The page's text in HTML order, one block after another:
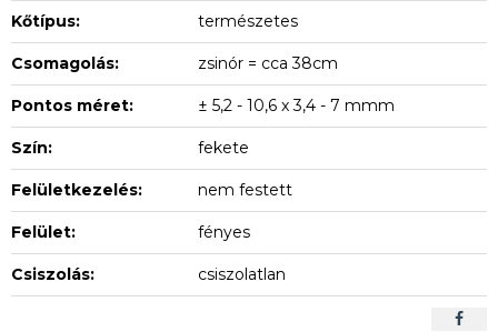
Kőtípus: természetes
Csomagolás: zsinór = cca 38cm
Pontos méret: ± 5,2 - 10,6 x 3,4 - 7 mmm
Szín: fekete
Felületkezelés: nem festett
Felület: fényes
Csiszolás: csiszolatlan